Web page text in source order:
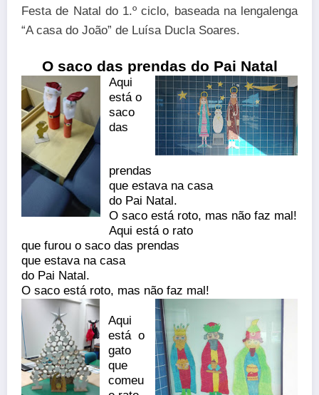
Festa de Natal do 1.º ciclo, baseada na lengalenga
“A casa do João” de Luísa Ducla Soares.
O saco das prendas do Pai Natal
Aqui
está o
saco
das
prendas
que estava na casa
do Pai Natal.
O saco está roto, mas não faz mal!
Aqui está o rato
que furou o saco das prendas
que estava na casa
do Pai Natal.
O saco está roto, mas não faz mal!
Aqui
está o
gato
que
comeu